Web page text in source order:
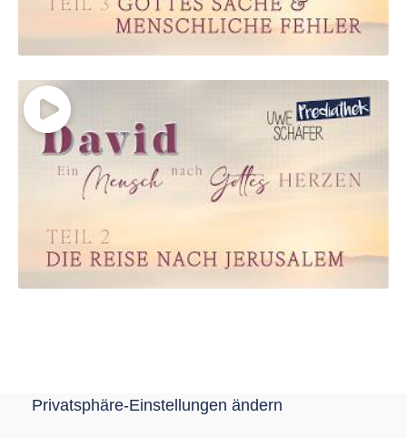
Privatsphäre-Einstellungen ändern